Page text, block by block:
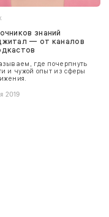
знаний
— от каналов
где почерпнуть
и чужой опыт из сферы
2019